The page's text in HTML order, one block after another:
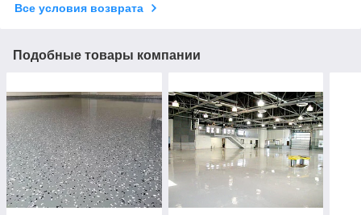
Все условия возврата
Подобные товары компании